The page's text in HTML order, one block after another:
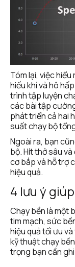
Tóm lại, việc
hiếu khí và hô
trình tập luyện
các bài tập
phát triển cả hai
suất chạy bộ
Ngoài ra, bạn
bộ. Hít thở sâu
cơ bắp và hỗ trợ
hiệu quả.
4 lưu ý
Chạy bền là một
tim mạch, sức
hiệu quả tối ưu
kỹ thuật chạy
trọng bạn cần